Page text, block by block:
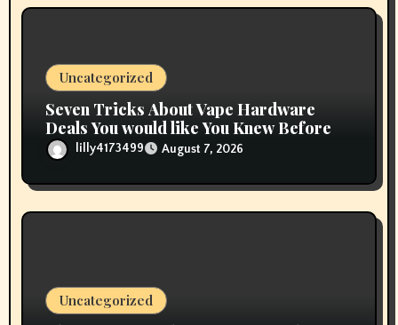
Uncategorized
Seven Tricks About Vape Hardware
Deals You would like You Knew Before
lilly4173499 August 7, 2026
Uncategorized